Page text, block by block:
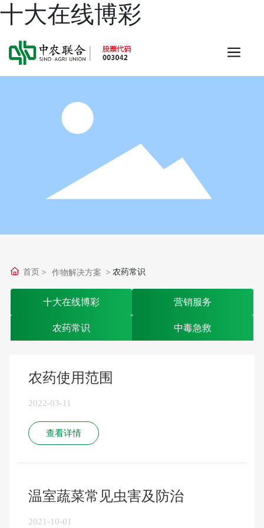
十大在线博彩
首页 作物解决方案 农药常识
十大在线博彩 营销服务
农药常识 中毒急救
农药使用范围
2022-03-11
查看详情
温室蔬菜常见虫害及防治
2021-10-01